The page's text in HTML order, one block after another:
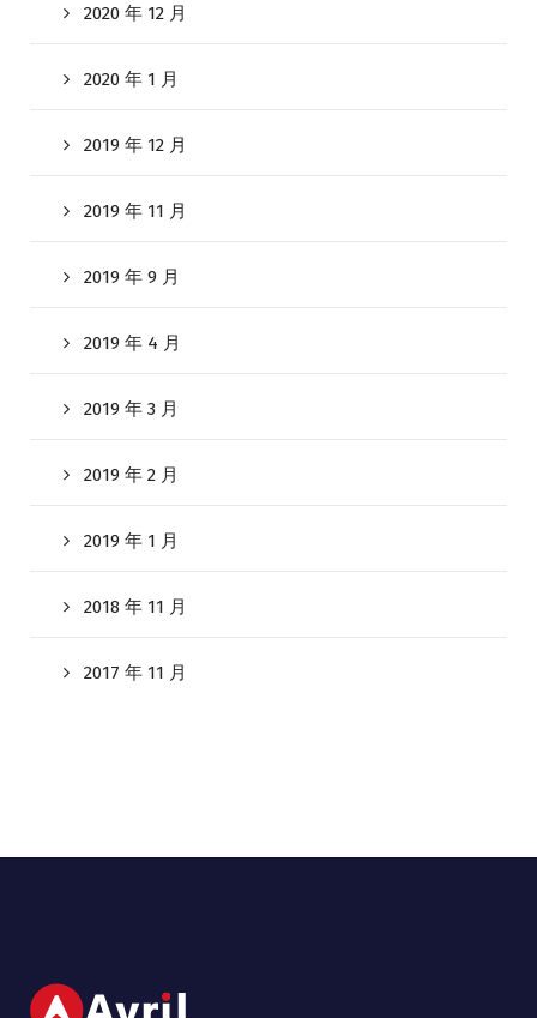
2020 年 12 月
2020 年 1 月
2019 年 12 月
2019 年 11 月
2019 年 9 月
2019 年 4 月
2019 年 3 月
2019 年 2 月
2019 年 1 月
2018 年 11 月
2017 年 11 月